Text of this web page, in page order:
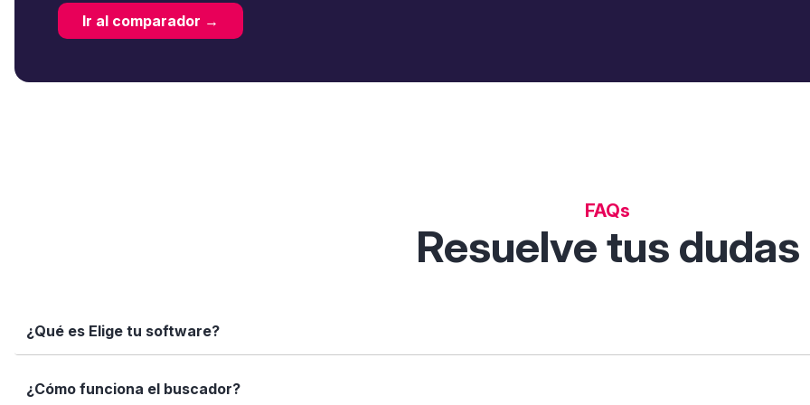
Ir al comparador →
FAQs
Resuelve tus dudas
¿Qué es Elige tu software?
Elige tu software es una plataforma independiente que te permite descubrir, comparar y analizar soluciones digitales
informadas con datos reales, fichas completas y herramientas de filtrado inteligentes.
¿Cómo funciona el buscador?